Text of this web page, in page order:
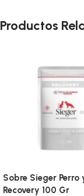
Productos
Sobre Sieger Perro
Recovery 100 Gr